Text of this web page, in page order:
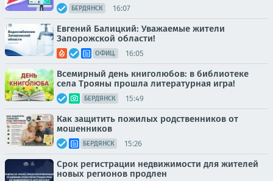
БЕРДЯНСК 16:07
Евгений Балицкий: Уважаемые жители
Запорожской области!
ОФИЦ. 16:05
Всемирный день книголюбов: в библиотеке
села Трояны прошла литературная игра!
БЕРДЯНСК 15:49
Как защитить пожилых родственников от
мошенников
БЕРДЯНСК 15:26
Срок регистрации недвижимости для жителей
новых регионов продлен